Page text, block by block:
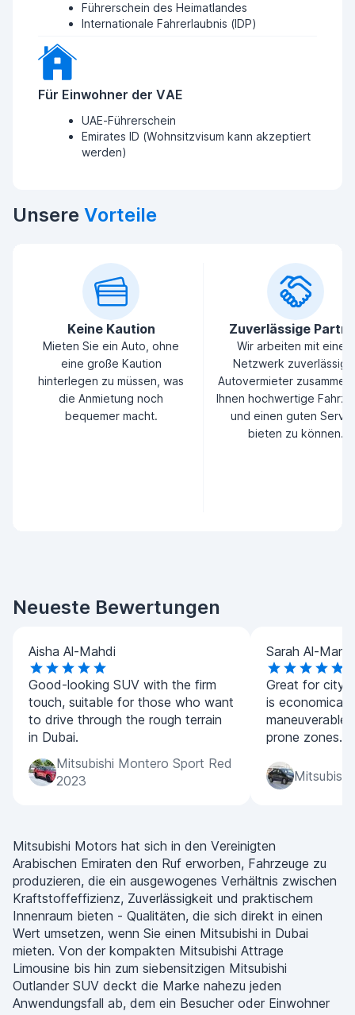
Führerschein des Heimatlandes
Internationale Fahrerlaubnis (IDP)
Für Einwohner der VAE
UAE-Führerschein
Emirates ID (Wohnsitzvisum kann akzeptiert
werden)
Unsere Vorteile
Keine Kaution
Mieten Sie ein Auto, ohne
eine große Kaution
hinterlegen zu müssen, was
die Anmietung noch
bequemer macht.
Zuverlässige
Wir arbeiten mit einem
Netzwerk
Autovermieter
Ihnen hochwertige
und einen guten
bieten zu können.
Neueste Bewertungen
Aisha Al-Mahdi
Good-looking SUV with the firm
touch, suitable for those who want
to drive through the rough terrain
in Dubai.
Mitsubishi Montero Sport Red
2023
Sarah Al-
Great for city
is economical
maneuverable
prone zones.
Mitsubishi Motors hat sich in den Vereinigten
Arabischen Emiraten den Ruf erworben, Fahrzeuge zu
produzieren, die ein ausgewogenes Verhältnis zwischen
Kraftstoffeffizienz, Zuverlässigkeit und praktischem
Innenraum bieten - Qualitäten, die sich direkt in einen
Wert umsetzen, wenn Sie einen Mitsubishi in Dubai
mieten. Von der kompakten Mitsubishi Attrage
Limousine bis hin zum siebensitzigen Mitsubishi
Outlander SUV deckt die Marke nahezu jeden
Anwendungsfall ab, dem ein Besucher oder Einwohner